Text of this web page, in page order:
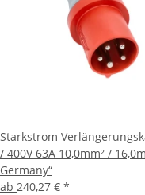
Starkstrom
/ 400V 63A 10,0mm² /
Germany“
ab 240,27 € *